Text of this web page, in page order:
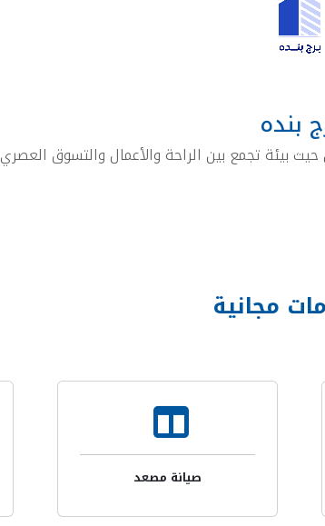
بنده
بيئة تجمع بين الراحة والأعمال والتسوق العصري
مجانية
صيانة مصعد